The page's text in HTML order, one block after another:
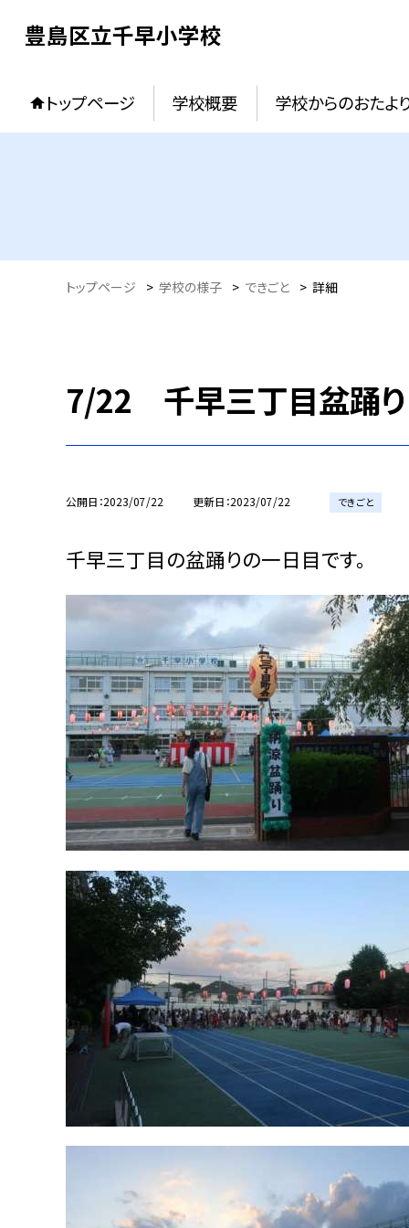
豊島区立千早小学校
トップページ 学校概要 学校からのおたよ
トップページ > 学校の様子 > できごと > 詳細
7/22 千早三丁目盆踊
公開日 2023/07/22 更新日 2023/07/22 できごと
千早三丁目の盆踊りの一日目です。